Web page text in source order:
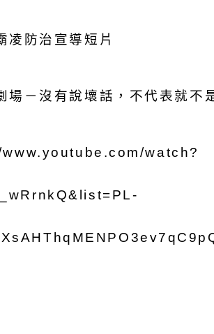
凌防治宣導短片
場－沒有說壞話，不代表就不
watch?